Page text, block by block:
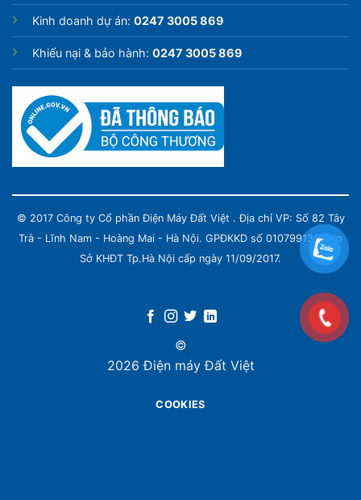
Kinh doanh dự án: 0247 3005 869
Khiếu nại & bảo hành: 0247 3005 869
© 2017 Công ty Cổ phần Điện Máy Đất Việt . Địa chỉ VP: Số 82 Tây
Trà - Lĩnh Nam - Hoàng Mai - Hà Nội. GPĐKKD số 0107991339 do
Sở KHĐT Tp.Hà Nội cấp ngày 11/09/2017.
©
2026 Điện máy Đất Việt
COOKIES